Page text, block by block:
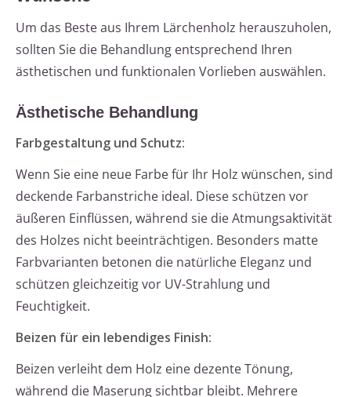
Um das Beste aus Ihrem Lärchenholz herauszuholen,
sollten Sie die Behandlung entsprechend Ihren
ästhetischen und funktionalen Vorlieben auswählen.
Ästhetische Behandlung
Farbgestaltung und Schutz:
Wenn Sie eine neue Farbe für Ihr Holz wünschen, sind
deckende Farbanstriche ideal. Diese schützen vor
äußeren Einflüssen, während sie die Atmungsaktivität
des Holzes nicht beeinträchtigen. Besonders matte
Farbvarianten betonen die natürliche Eleganz und
schützen gleichzeitig vor UV-Strahlung und
Feuchtigkeit.
Beizen für ein lebendiges Finish:
Beizen verleiht dem Holz eine dezente Tönung,
während die Maserung sichtbar bleibt. Mehrere